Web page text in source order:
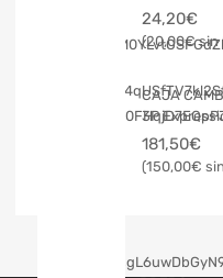
24,20€
20,00€
CAJA
3P
181,50€
150,00€